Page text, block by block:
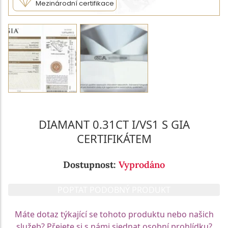
Mezinárodní certifikace
DIAMANT 0.31CT I/VS1 S GIA
CERTIFIKÁTEM
Dostupnost: Vyprodáno
Máte dotaz týkající se tohoto produktu nebo našich